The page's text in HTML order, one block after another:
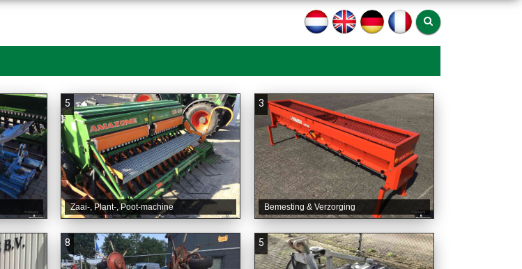
5
Zaai-, Plant-, Poot-machine
3
Bemesting & Verzorging
8 5